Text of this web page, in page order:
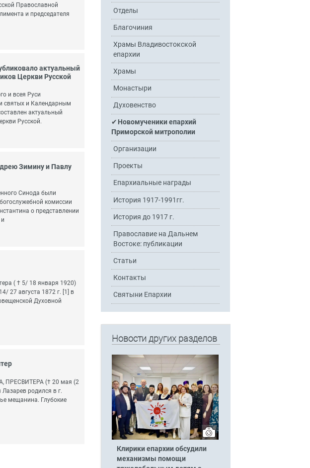
Православной
и председателя
актуальный
Церкви Русской
и всея Руси
святых и Календарным
актуальный
Русской.
Зимину и Павлу
Синода были
комиссии
о представлении
( † 5/ 18 января 1920)
27 августа 1872 г. [1] в
Духовной
(† 20 мая (2
родился в г.
мещанина. Глубокие
Отделы
Благочиния
Храмы Владивостокской
епархии
Храмы
Монастыри
Духовенство
Новомученики епархий
Приморской митрополии
Организации
Проекты
Епархиальные награды
История 1917-1991гг.
История до 1917 г.
Православие на Дальнем
Востоке: публикации
Статьи
Контакты
Святыни Епархии
Новости других разделов
Клирики епархии обсудили
механизмы помощи